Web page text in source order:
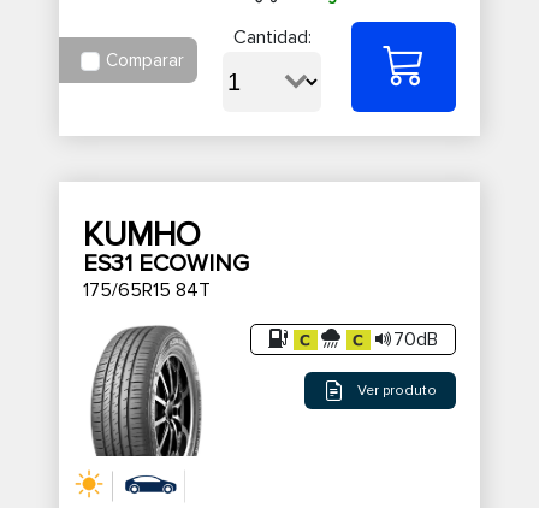
Comparar
Cantidad:
KUMHO
ES31 ECOWING
175/65R15 84T
70dB
Ver produto